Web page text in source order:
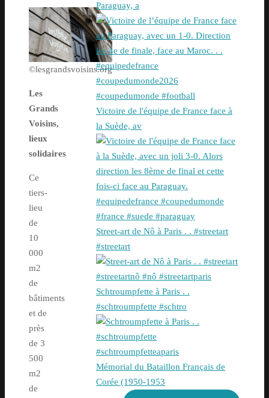
©lesgrandsvoisins.org
Les
Grands
Voisins,
lieux
solidaires
Ce
tiers-
lieu
de
10
000
m2
de
bâtiments
et de
près
de 3
500
m2
de
Paraguay, a
Victoire de l'équipe de France face à
la Suède, av
Street-art de Nô à Paris . . #streetart
#streetart
Schtroumpfette à Paris . .
#schtroumpfette #schtro
Mémorial du Bataillon Français de
Corée (1950-1953